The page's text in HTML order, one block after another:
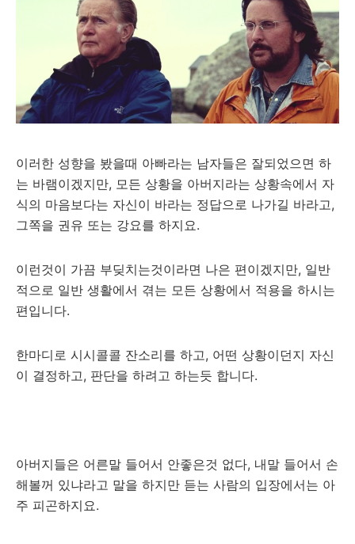
이러한 성향을 봤을때 아빠라는 남자들은 잘되었으면 하
는 바램이겠지만, 모든 상황을 아버지라는 상황속에서 자
식의 마음보다는 자신이 바라는 정답으로 나가길 바라고,
그쪽을 권유 또는 강요를 하지요.
이런것이 가끔 부딪치는것이라면 나은 편이겠지만, 일반
적으로 일반 생활에서 겪는 모든 상황에서 적용을 하시는
편입니다.
한마디로 시시콜콜 잔소리를 하고, 어떤 상황이던지 자신
이 결정하고, 판단을 하려고 하는듯 합니다.
아버지들은 어른말 들어서 안좋은것 없다, 내말 들어서 손
해볼꺼 있냐라고 말을 하지만 듣는 사람의 입장에서는 아
주 피곤하지요.